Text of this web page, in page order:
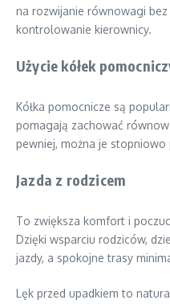
na rozwijanie równowagi bez
kontrolowanie kierownicy.
Użycie kółek
Kółka pomocnicze są
pomagają zachować
pewniej, można je stopniowo
Jazda z rodzicem
To zwiększa komfort i
Dzięki wsparciu rodziców,
jazdy, a spokojne trasy
Lęk przed upadkiem to